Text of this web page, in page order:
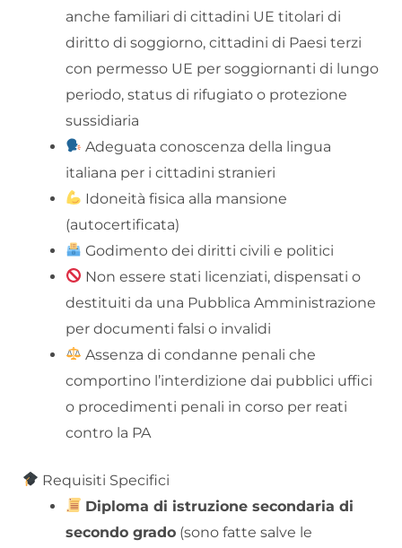
anche familiari di cittadini UE titolari di
diritto di soggiorno, cittadini di Paesi terzi
con permesso UE per soggiornanti di lungo
periodo, status di rifugiato o protezione
sussidiaria
Adeguata conoscenza della lingua
italiana per i cittadini stranieri
Idoneità fisica alla mansione
(autocertificata)
Godimento dei diritti civili e politici
Non essere stati licenziati, dispensati o
destituiti da una Pubblica Amministrazione
per documenti falsi o invalidi
Assenza di condanne penali che
comportino l’interdizione dai pubblici uffici
o procedimenti penali in corso per reati
contro la PA
Requisiti Specifici
Diploma di istruzione secondaria di
secondo grado (sono fatte salve le